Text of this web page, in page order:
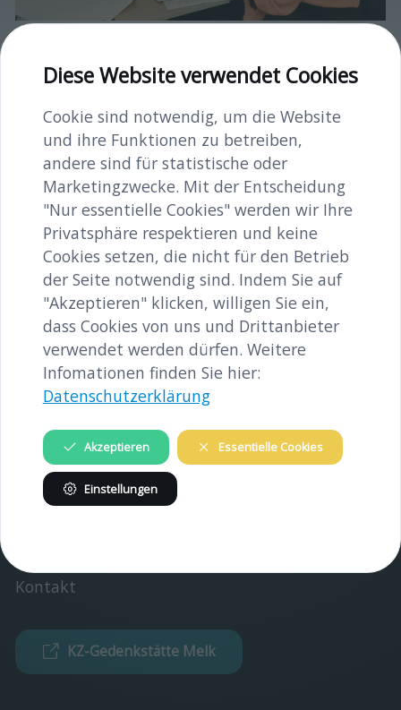
image/jpeg 2975x2431
1.2 MB
Herunterladen
Bild in voller Größe anzeigen…
INHALTE
Gedenkstätte
Verein
INFORMATIONEN
Verein
Kontakt
KZ-Gedenkstätte Melk
Diese Website verwendet Cookies
Cookie sind notwendig, um die Website
und ihre Funktionen zu betreiben,
andere sind für statistische oder
Marketingzwecke. Mit der Entscheidung
"Nur essentielle Cookies" werden wir Ihre
Privatsphäre respektieren und keine
Cookies setzen, die nicht für den Betrieb
der Seite notwendig sind. Indem Sie auf
"Akzeptieren" klicken, willigen Sie ein,
dass Cookies von uns und Drittanbieter
verwendet werden dürfen. Weitere
Infomationen finden Sie hier:
Datenschutzerklärung
Akzeptieren Essentielle Cookies
Einstellungen